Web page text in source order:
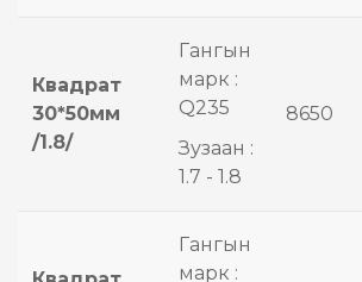
Квадрат
30*50мм
/1.8/
Гангын
марк :
Q235
Зузаан :
1.7 - 1.8
8650
Гангын
марк :